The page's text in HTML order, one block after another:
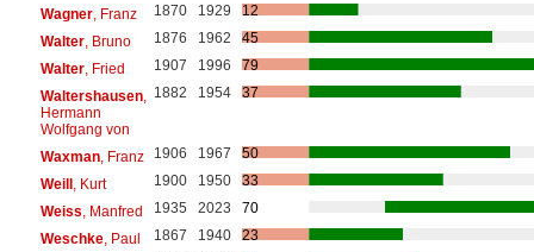
Wagner, Franz 1870 1929
12
Walter, Bruno 1876 1962
45
Walter, Fried 1907 1996
79
Waltershausen,
Hermann
Wolfgang von
1882 1954 37
Waxman, Franz 1906 1967
50
Weill, Kurt 1900 1950
33
Weiss , Manfred 1935 2023
70
Weschke, Paul 1867 1940
23